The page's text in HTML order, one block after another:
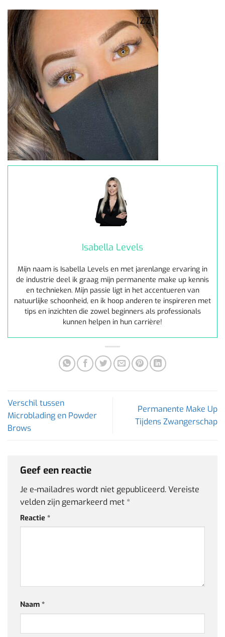
Isabella Levels
Mijn naam is Isabella Levels en met jarenlange ervaring in
de industrie deel ik graag mijn permanente make up kennis
en technieken. Mijn passie ligt in het accentueren van
natuurlijke schoonheid, en ik hoop anderen te inspireren met
tips en inzichten die zowel beginners als professionals
kunnen helpen in hun carrière!
Verschil tussen
Microblading en Powder
Brows
Permanente Make Up
Tijdens Zwangerschap
Geef een reactie
Je e-mailadres wordt niet gepubliceerd.Vereiste
velden zijn gemarkeerd met *
Reactie *
Naam *